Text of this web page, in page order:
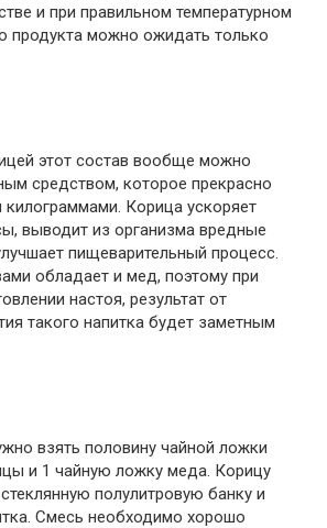
и при правильном температурном
продукта можно ожидать только
этот состав вообще можно
средством, которое прекрасно
Корица ускоряет
выводит из организма вредные
пищеварительный процесс.
обладает и мед, поэтому при
настоя, результат от
такого напитка будет заметным
взять половину чайной ложки
и 1 чайную ложку меда. Корицу
полулитровую банку и
Смесь необходимо хорошо